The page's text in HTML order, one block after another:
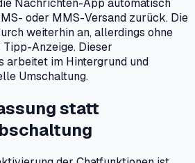
Nachrichten-App automatisch
oder MMS-Versand zurück. Die
weiterhin an, allerdings ohne
Anzeige. Dieser
arbeitet im Hintergrund und
Umschaltung.
statt